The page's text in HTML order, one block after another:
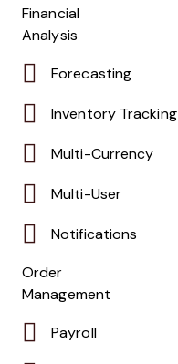
Financial
Analysis
Forecasting
Inventory Tracking
Multi-Currency
Multi-User
Notifications
Order
Management
Payroll